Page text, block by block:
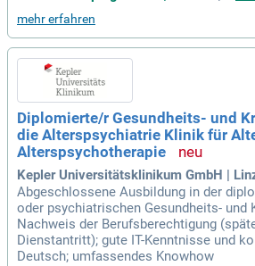
mehr erfahren
Diplomierte/r Gesundheits- und
die Alterspsychiatrie Klinik für
Alterspsychotherapie
Kepler Universitätsklinikum GmbH |
Abgeschlossene Ausbildung in der
oder psychiatrischen Gesundheits- und
Nachweis der Berufsberechtigung
Dienstantritt); gute IT-Kenntnisse und
Deutsch; umfassendes Knowhow